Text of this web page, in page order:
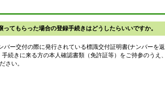
てもらった場合の登録手続きはどうしたらいいですか。
バー交付の際に発行されている標識交付証明書(ナンバーを
続きに来る方の本人確認書類（免許証等）をご持参のうえ
さい。